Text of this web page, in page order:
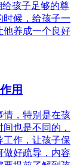
孩子足够的尊
时候，给孩子一
他养成一个良好
用
情，特别是在孩
也是不同的，
工作，让孩子保
做好疏导，内容